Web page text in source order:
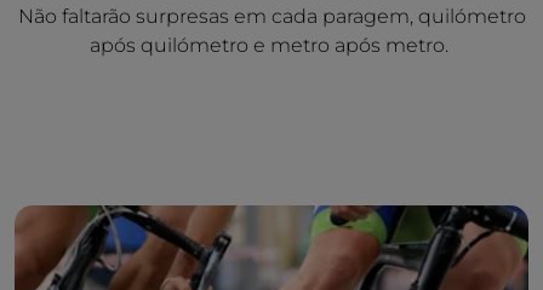
Não faltarão surpresas em cada paragem, quilómetro
após quilómetro e metro após metro.